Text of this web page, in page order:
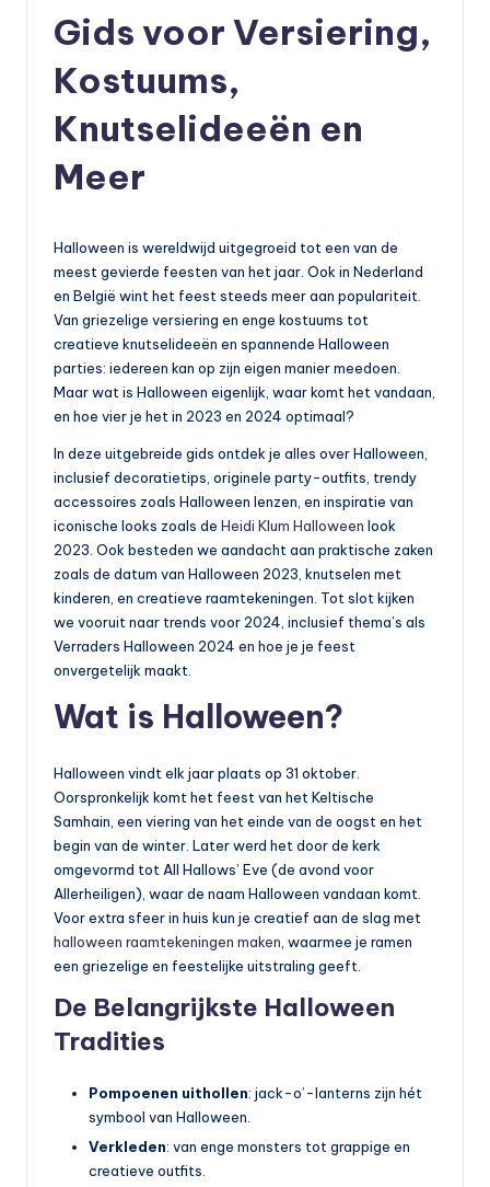
Gids voor Versiering,
Kostuums,
Knutselideeën en
Meer
Halloween is wereldwijd uitgegroeid tot een van de
meest gevierde feesten van het jaar. Ook in Nederland
en België wint het feest steeds meer aan populariteit.
Van griezelige versiering en enge kostuums tot
creatieve knutselideeën en spannende Halloween
parties: iedereen kan op zijn eigen manier meedoen.
Maar wat is Halloween eigenlijk, waar komt het vandaan,
en hoe vier je het in 2023 en 2024 optimaal?
In deze uitgebreide gids ontdek je alles over Halloween,
inclusief decoratietips, originele party-outfits, trendy
accessoires zoals Halloween lenzen, en inspiratie van
iconische looks zoals de Heidi Klum Halloween look
2023. Ook besteden we aandacht aan praktische zaken
zoals de datum van Halloween 2023, knutselen met
kinderen, en creatieve raamtekeningen. Tot slot kijken
we vooruit naar trends voor 2024, inclusief thema’s als
Verraders Halloween 2024 en hoe je je feest
onvergetelijk maakt.
Wat is Halloween?
Halloween vindt elk jaar plaats op 31 oktober.
Oorspronkelijk komt het feest van het Keltische
Samhain, een viering van het einde van de oogst en het
begin van de winter. Later werd het door de kerk
omgevormd tot All Hallows’ Eve (de avond voor
Allerheiligen), waar de naam Halloween vandaan komt.
Voor extra sfeer in huis kun je creatief aan de slag met
halloween raamtekeningen maken , waarmee je ramen
een griezelige en feestelijke uitstraling geeft.
De Belangrijkste Halloween
Tradities
Pompoenen uithollen: jack-o’-lanterns zijn hét
symbool van Halloween.
Verkleden: van enge monsters tot grappige en
creatieve outfits.